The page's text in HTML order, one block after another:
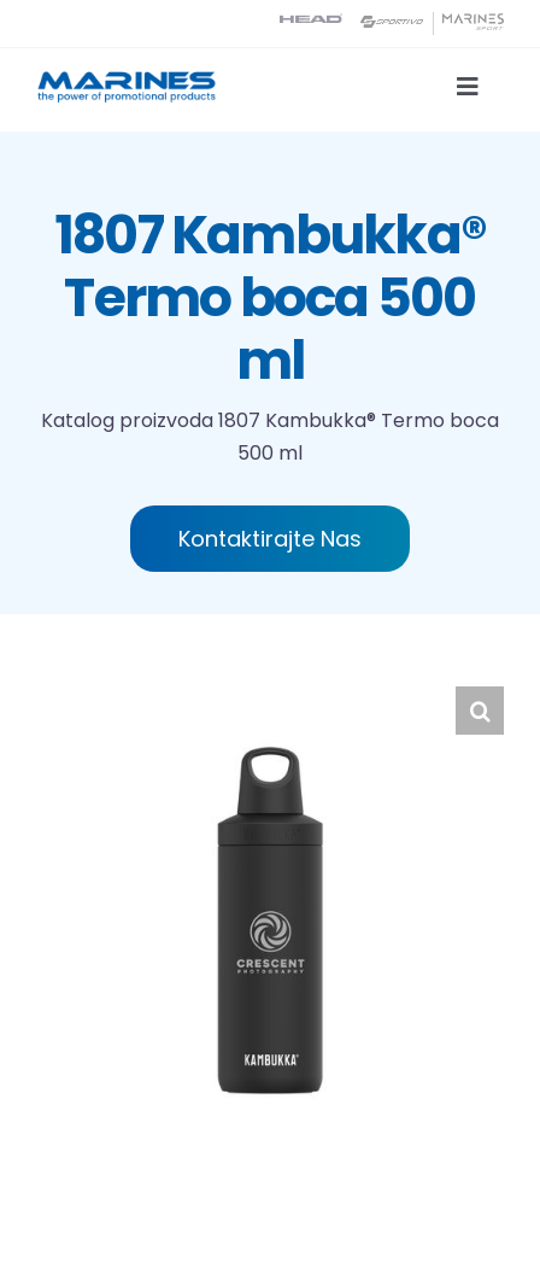
content
Toggle
Tehnologije tiska
O nama
1807 Kambukka®
Termo boca 500
ml
Katalog proizvoda1807 Kambukka® Termo boca
500 ml
Kontaktirajte Nas